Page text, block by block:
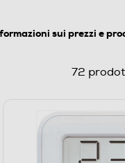
sui prezzi e
72